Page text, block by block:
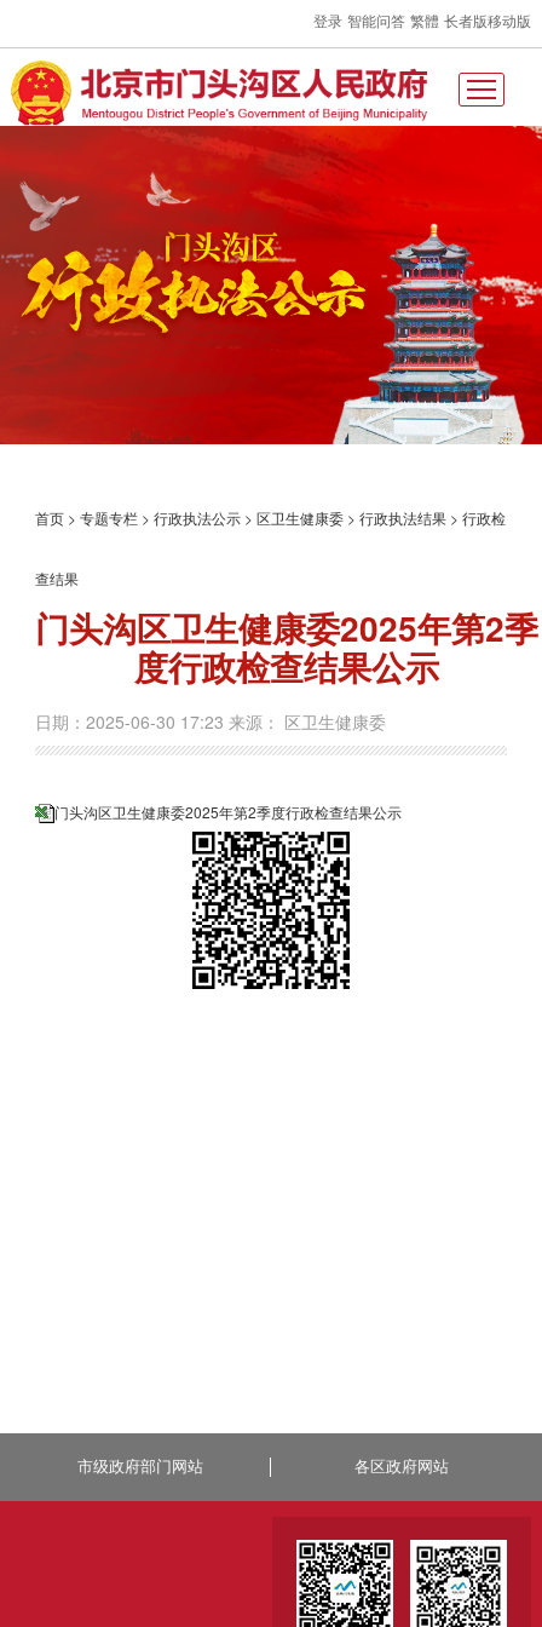
登录 智能问答 繁體 长者版移动版
首页 >专题专栏 >行政执法公示 >区卫生健康委 >行政执法结果 >行政检
查结果
门头沟区卫生健康委2025年第2季
度行政检查结果公示
日期：2025-06-30 17:23 来源： 区卫生健康委
门头沟区卫生健康委2025年第2季度行政检查结果公示
市级政府部门网站 各区政府网站